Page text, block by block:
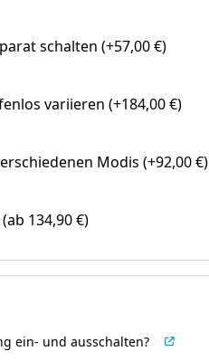
schalten (+57,00 €)
variieren (+184,00 €)
Modis (+92,00 €)
(ab 134,90 €)
ein- und ausschalten?